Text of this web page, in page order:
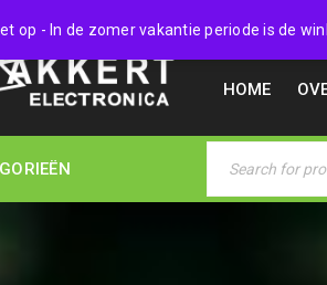
op - In de zomer vakantie periode is de
038
HOME